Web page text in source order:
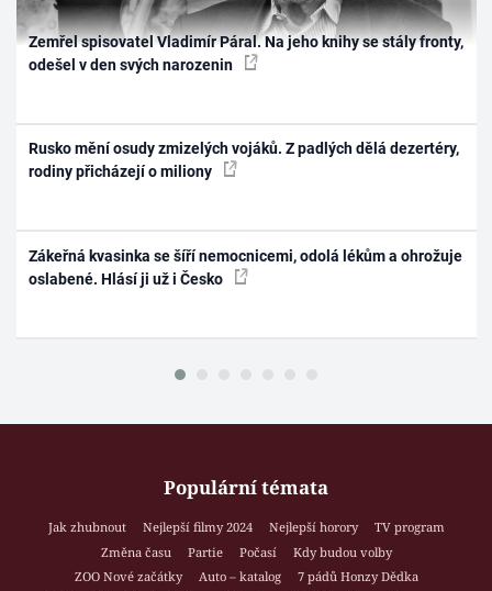
Zemřel spisovatel Vladimír Páral. Na jeho knihy se stály fronty,
odešel v den svých narozenin
Rusko mění osudy zmizelých vojáků. Z padlých dělá dezertéry,
rodiny přicházejí o miliony
Zákeřná kvasinka se šíří nemocnicemi, odolá lékům a ohrožuje
oslabené. Hlásí ji už i Česko
Populární témata
Jak zhubnout Nejlepší filmy 2024 Nejlepší horory
TV program
Změna času
Partie Počasí
Kdy budou volby
ZOO Nové začátky
Auto – katalog
7 pádů Honzy Dědka